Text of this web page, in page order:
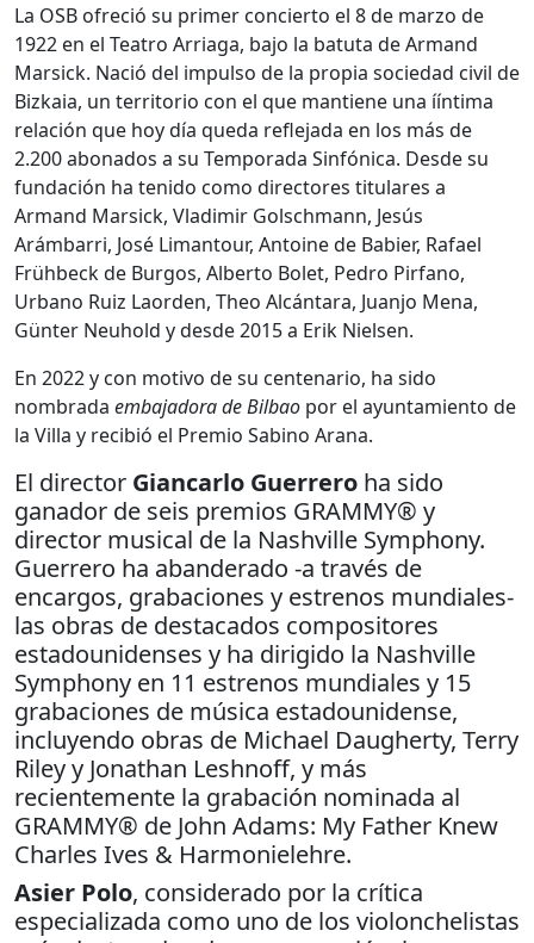
La OSB ofreció su primer concierto el 8 de marzo de
1922 en el Teatro Arriaga, bajo la batuta de Armand
Marsick. Nació del impulso de la propia sociedad civil de
Bizkaia, un territorio con el que mantiene una ííntima
relación que hoy día queda reflejada en los más de
2.200 abonados a su Temporada Sinfónica. Desde su
fundación ha tenido como directores titulares a
Armand Marsick, Vladimir Golschmann, Jesús
Arámbarri, José Limantour, Antoine de Babier, Rafael
Frühbeck de Burgos, Alberto Bolet, Pedro Pirfano,
Urbano Ruiz Laorden, Theo Alcántara, Juanjo Mena,
Günter Neuhold y desde 2015 a Erik Nielsen.
En 2022 y con motivo de su centenario, ha sido
nombrada embajadora de Bilbao por el ayuntamiento de
la Villa y recibió el Premio Sabino Arana.
El director Giancarlo Guerrero ha sido
ganador de seis premios GRAMMY® y
director musical de la Nashville Symphony.
Guerrero ha abanderado -a través de
encargos, grabaciones y estrenos mundiales-
las obras de destacados compositores
estadounidenses y ha dirigido la Nashville
Symphony en 11 estrenos mundiales y 15
grabaciones de música estadounidense,
incluyendo obras de Michael Daugherty, Terry
Riley y Jonathan Leshnoff, y más
recientemente la grabación nominada al
GRAMMY® de John Adams: My Father Knew
Charles Ives & Harmonielehre.
Asier Polo, considerado por la crítica
especializada como uno de los violonchelistas